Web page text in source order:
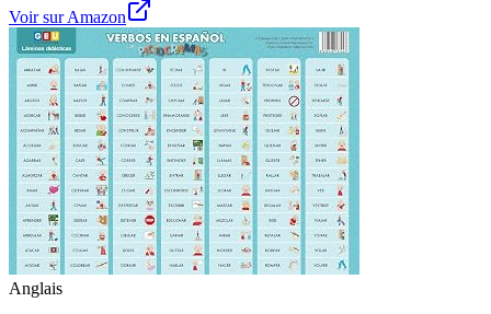
Voir sur Amazon
Anglais